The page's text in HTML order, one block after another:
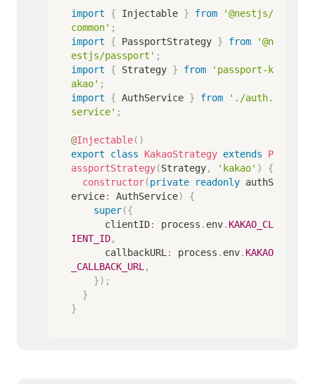
import { Injectable } from
'@nestjs/
common' ;
import
{ PassportStrategy } from
'@n
estjs/passport' ;
import
{ Strategy } from
'passport-k
akao' ;
import
{ AuthService } from
'./auth.
service' ;
@Injectable( )
export
class KakaoStrategy extends
P
assportStrategy(Strategy, 'kakao' )
{
constructor(private readonly authS
ervice: AuthService)
{
super({
      clientID
: process . env. KAKAO_CL
IENT_ID,
      callbackURL
: process . env. KAKAO
_CALLBACK_URL ,
}) ;
}
}